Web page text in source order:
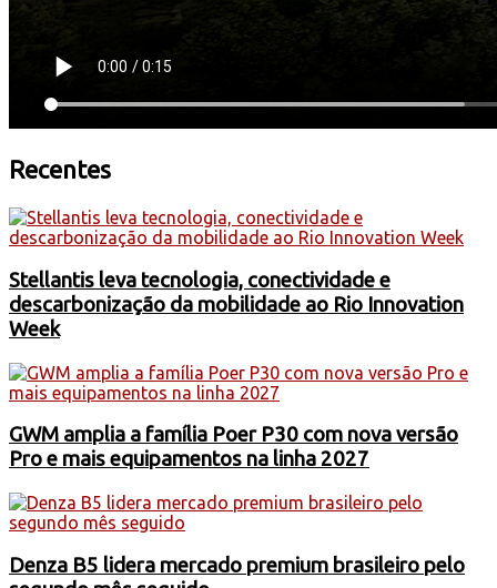
Recentes
Stellantis leva tecnologia, conectividade e
descarbonização da mobilidade ao Rio Innovation
Week
GWM amplia a família Poer P30 com nova versão
Pro e mais equipamentos na linha 2027
Denza B5 lidera mercado premium brasileiro pelo